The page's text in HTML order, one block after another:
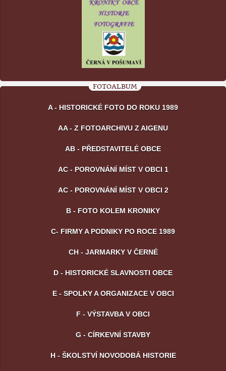
FOTOALBUM
A - HISTORICKÉ FOTO DO ROKU 1989
AA - Z FOTOARCHIVU Z AIGENU
AB - PŘEDSTAVITELÉ OBCE
AC - POROVNÁNÍ MÍST V OBCI 1
AC - POROVNÁNÍ MÍST V OBCI 2
B - FOTO KOLEM KRONIKY
C- FIRMY A PODNIKY PO ROCE 1989
CH - JARMARKY V ČERNÉ
D - HISTORICKÉ SLAVNOSTI OBCE
E - SPOLKY A ORGANIZACE V OBCI
F - VÝSTAVBA V OBCI
G - CÍRKEVNÍ STAVBY
H - ŠKOLSTVÍ NOVODOBÁ HISTORIE